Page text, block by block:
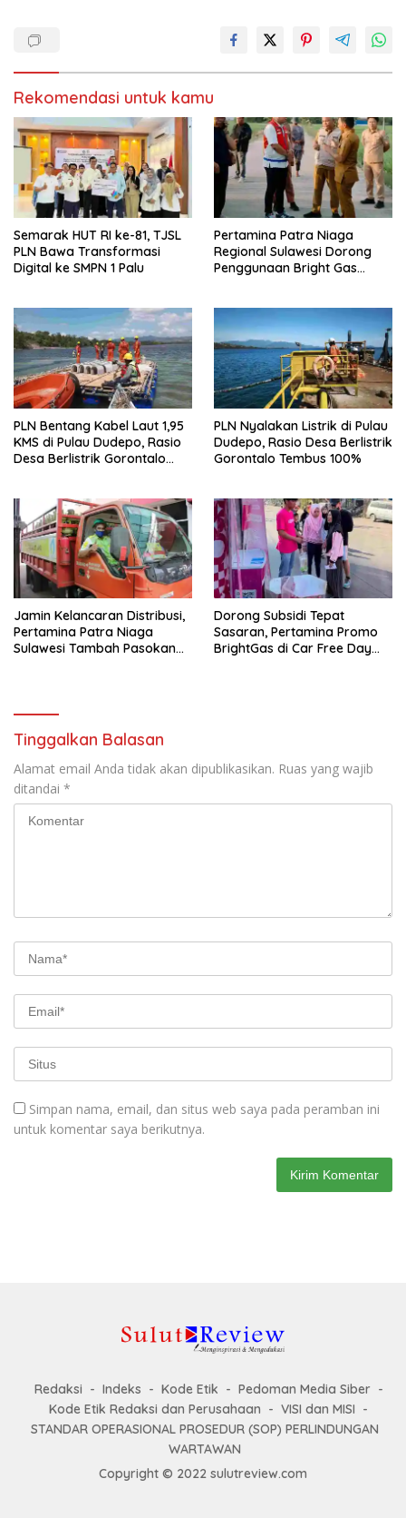
g
p
d
a
T
w
i
t
t
r
(
M
e
m
b
u
d
i
j
e
n
d
e
a
y
n
g
b
a
g
k
n
d
i
F
a
c
e
b
o
o
k
(
M
e
m
k
d
i
j
e
n
d
e
l
y
a
n
g
u
)
Rekomendasi untuk kamu
Semarak HUT RI ke-81, TJSL
PLN Bawa Transformasi
Digital ke SMPN 1 Palu
Pertamina Patra Niaga
Regional Sulawesi Dorong
Penggunaan Bright Gas
PLN Bentang Kabel Laut 1,95
KMS di Pulau Dudepo, Rasio
Desa Berlistrik Gorontalo
PLN Nyalakan Listrik di Pulau
Dudepo, Rasio Desa Berlistrik
Gorontalo Tembus 100%
Jamin Kelancaran Distribusi,
Pertamina Patra Niaga
Sulawesi Tambah Pasokan
Dorong Subsidi Tepat
Sasaran, Pertamina Promo
BrightGas di Car Free Day
Tinggalkan Balasan
Alamat email Anda tidak akan dipublikasikan. Ruas yang wajib
ditandai *
Simpan nama, email, dan situs web saya pada peramban ini
untuk komentar saya berikutnya.
Redaksi Indeks Kode Etik
Pedoman Media Siber
Kode Etik Redaksi dan Perusahaan
VISI dan MISI
STANDAR OPERASIONAL PROSEDUR (SOP) PERLINDUNGAN
WARTAWAN
Copyright © 2022 sulutreview.com